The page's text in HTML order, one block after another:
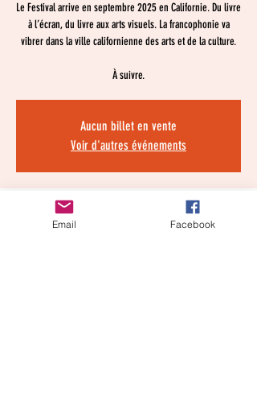
Le Festival arrive en septembre 2025 en Californie. Du livre
à l’écran, du livre aux arts visuels. La francophonie va
vibrer dans la ville californienne des arts et de la culture.
À suivre.
Aucun billet en vente
Voir d'autres événements
Heure et lieu
Email Facebook